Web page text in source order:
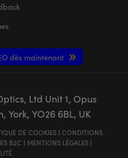
dès maintenant
Ltd Unit 1, Opus
York, YO26 6BL, UK
DE COOKIES| CONDITIONS
B2C | MENTIONS LÉGALES|